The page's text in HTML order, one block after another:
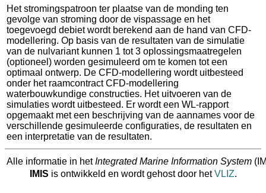
Het stromingspatroon ter plaatse van de monding ten
gevolge van stroming door de vispassage en het
toegevoegd debiet wordt berekend aan de hand van CFD-
modellering. Op basis van de resultaten van de simulatie
van de nulvariant kunnen 1 tot 3 oplossingsmaatregelen
(optioneel)​ worden gesimuleerd om te komen tot een
optimaal ontwerp. De CFD-modellering wordt uitbesteed
onder het raamcontract CFD-modellering
waterbouwkundige constructies. Het uitvoeren van de
simulaties wordt uitbesteed. Er wordt een WL-rapport
opgemaakt met een beschrijving van de aannames voor de
verschillende gesimuleerde configuraties, de resultaten en
een interpretatie van de resultaten.
Alle informatie in hetIntegrated Marine Information System
IMIS is ontwikkeld en wordt gehost door hetVLIZ.